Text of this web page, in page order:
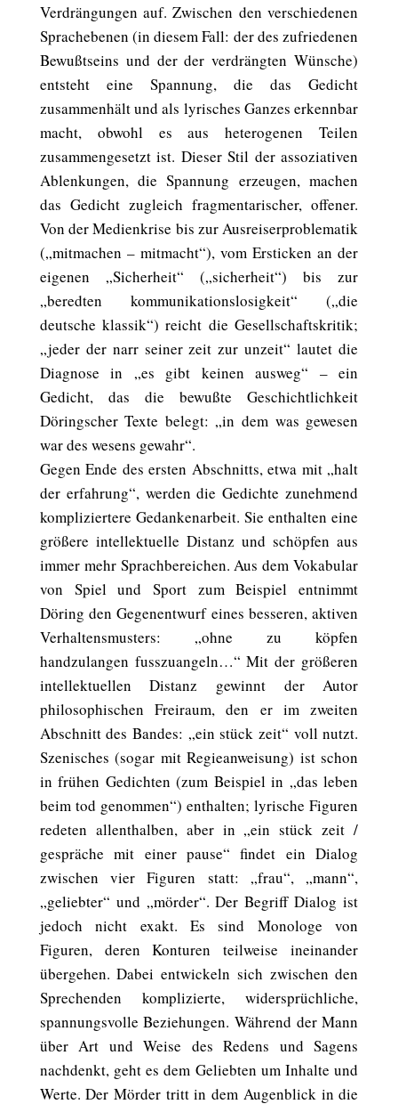
Verdrängungen auf. Zwischen den verschiedenen
Sprachebenen (in diesem Fall: der des zufriedenen
Bewußtseins und der der verdrängten Wünsche)
entsteht eine Spannung, die das Gedicht
zusammenhält und als lyrisches Ganzes erkennbar
macht, obwohl es aus heterogenen Teilen
zusammengesetzt ist. Dieser Stil der assoziativen
Ablenkungen, die Spannung erzeugen, machen
das Gedicht zugleich fragmentarischer, offener.
Von der Medienkrise bis zur Ausreiserproblematik
(„mitmachen – mitmacht“), vom Ersticken an der
eigenen „Sicherheit“ („sicherheit“) bis zur
„beredten kommunikationslosigkeit“ („die
deutsche klassik“) reicht die Gesellschaftskritik;
„jeder der narr seiner zeit zur unzeit“ lautet die
Diagnose in „es gibt keinen ausweg“ – ein
Gedicht, das die bewußte Geschichtlichkeit
Döringscher Texte belegt: „in dem was gewesen
war des wesens gewahr“.
Gegen Ende des ersten Abschnitts, etwa mit „halt
der erfahrung“, werden die Gedichte zunehmend
kompliziertere Gedankenarbeit. Sie enthalten eine
größere intellektuelle Distanz und schöpfen aus
immer mehr Sprachbereichen. Aus dem Vokabular
von Spiel und Sport zum Beispiel entnimmt
Döring den Gegenentwurf eines besseren, aktiven
Verhaltensmusters: „ohne zu köpfen
handzulangen fusszuangeln…“ Mit der größeren
intellektuellen Distanz gewinnt der Autor
philosophischen Freiraum, den er im zweiten
Abschnitt des Bandes: „ein stück zeit“ voll nutzt.
Szenisches (sogar mit Regieanweisung) ist schon
in frühen Gedichten (zum Beispiel in „das leben
beim tod genommen“) enthalten; lyrische Figuren
redeten allenthalben, aber in „ein stück zeit /
gespräche mit einer pause“ findet ein Dialog
zwischen vier Figuren statt: „frau“, „mann“,
„geliebter“ und „mörder“. Der Begriff Dialog ist
jedoch nicht exakt. Es sind Monologe von
Figuren, deren Konturen teilweise ineinander
übergehen. Dabei entwickeln sich zwischen den
Sprechenden komplizierte, widersprüchliche,
spannungsvolle Beziehungen. Während der Mann
über Art und Weise des Redens und Sagens
nachdenkt, geht es dem Geliebten um Inhalte und
Werte. Der Mörder tritt in dem Augenblick in die